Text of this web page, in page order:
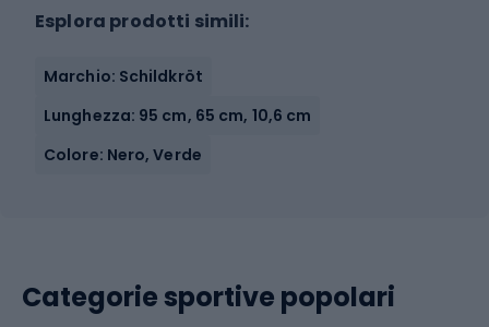
Esplora prodotti simili:
Marchio: Schildkröt
Lunghezza: 95 cm, 65 cm, 10,6 cm
Colore: Nero, Verde
Categorie sportive popolari